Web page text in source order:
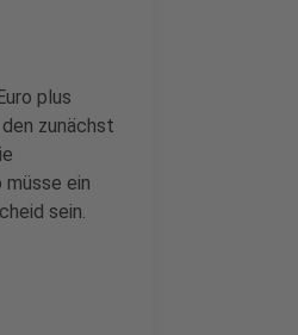
plus
zunächst
ein
sein.